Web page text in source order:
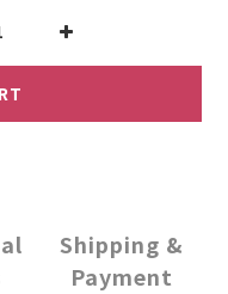
Shipping &
Payment